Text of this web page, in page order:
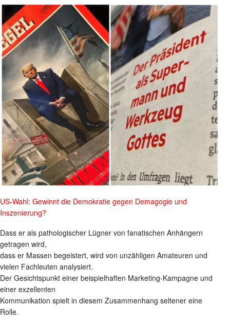
US-Wahl: Gewinnt die Demokratie gegen Demagogie und
Inszenierung?
Dass er als pathologischer Lügner von fanatischen Anhängern
getragen wird,
dass er Massen begeistert, wird von unzähligen Amateuren und
vielen Fachleuten analysiert.
Der Gesichtspunkt einer beispielhaften Marketing-Kampagne und
einer exzellenten
Kommunikation spielt in diesem Zusammenhang seltener eine
Rolle.